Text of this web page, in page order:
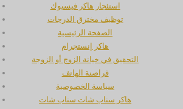
استئجار هاكر فيسبوك
توظيف مخترق الدرجات
الصفحة الرئيسية
هاكر إنستجرام
التحقيق في خيانة الزوج أو الزوجة
قراصنة الهاتف
سياسة الخصوصية
هاكر سناب شات سناب شات
Deutsch (Schweiz)
Español
Suomi
Français